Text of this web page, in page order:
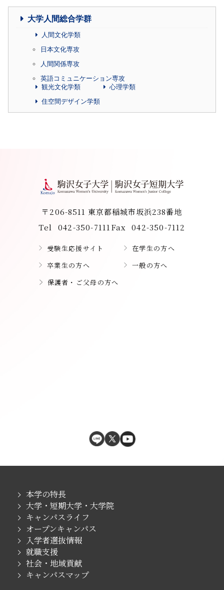
大学人間総合学群
人間文化学類
日本文化専攻
人間関係専攻
英語コミュニケーション専攻
観光文化学類
心理学類
住空間デザイン学類
〒206-8511 東京都稲城市坂浜238番地
Tel
042-350-7111 Fax 042-350-7112
受験生応援サイト
在学生の方へ
卒業生の方へ
一般の方へ
保護者・ご父母の方へ
本学の特長
大学・短期大学・大学院
キャンパスライフ
オープンキャンパス
入学者選抜情報
就職支援
社会・地域貢献
キャンパスマップ